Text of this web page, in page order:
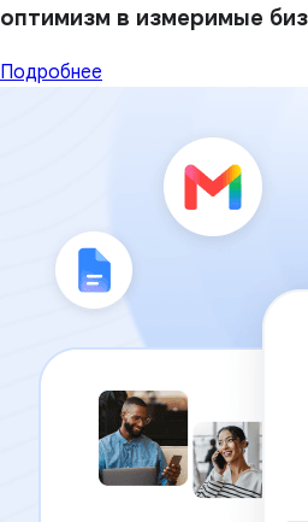
оптимизм в измеримые
Подробнее